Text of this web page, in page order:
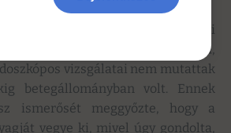
járó nővér felhasi
keresett meg. Laboratóriumi,
vizsgálatai nem mutattak
betegállományban volt. Ennek
ismerősét meggyőzte, hogy a
vegye ki, mivel úgy gondolta,